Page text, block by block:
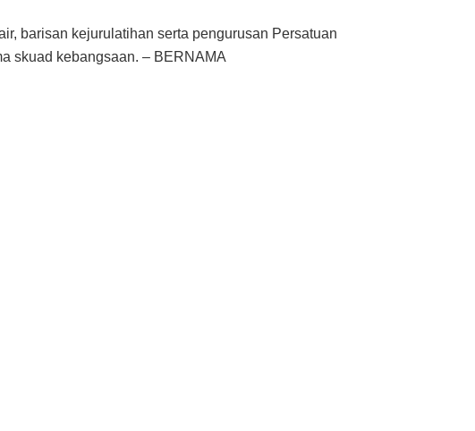
barisan kejurulatihan serta pengurusan Persatuan
skuad kebangsaan. – BERNAMA